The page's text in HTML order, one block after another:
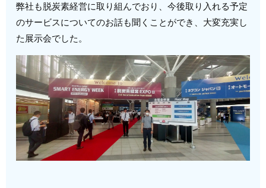
弊社も脱炭素経営に取り組んでおり、今後取り入れる予定
のサービスについてのお話も聞くことができ、大変充実し
た展示会でした。